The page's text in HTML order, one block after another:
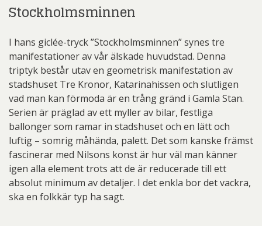
Stockholmsminnen
I hans giclée-tryck ”Stockholmsminnen” synes tre
manifestationer av vår älskade huvudstad. Denna
triptyk består utav en geometrisk manifestation av
stadshuset Tre Kronor, Katarinahissen och slutligen
vad man kan förmoda är en trång gränd i Gamla Stan.
Serien är präglad av ett myller av bilar, festliga
ballonger som ramar in stadshuset och en lätt och
luftig – somrig måhända, palett. Det som kanske främst
fascinerar med Nilsons konst är hur väl man känner
igen alla element trots att de är reducerade till ett
absolut minimum av detaljer. I det enkla bor det vackra,
ska en folkkär typ ha sagt.